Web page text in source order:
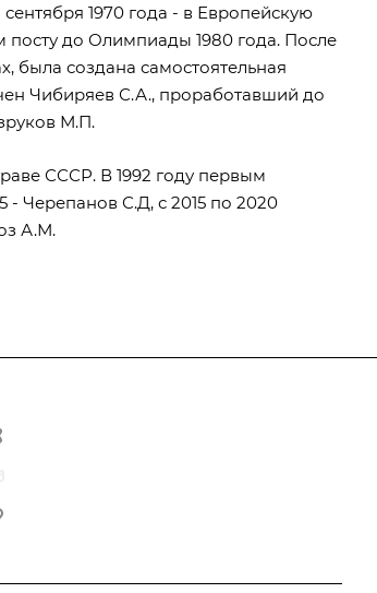
1970 года - в Европейскую
посту до Олимпиады 1980 года. После
была создана самостоятельная
Чибиряев С.А., проработавший до
М.П.
СССР. В 1992 году первым
- Черепанов С.Д, с 2015 по 2020
А.М.